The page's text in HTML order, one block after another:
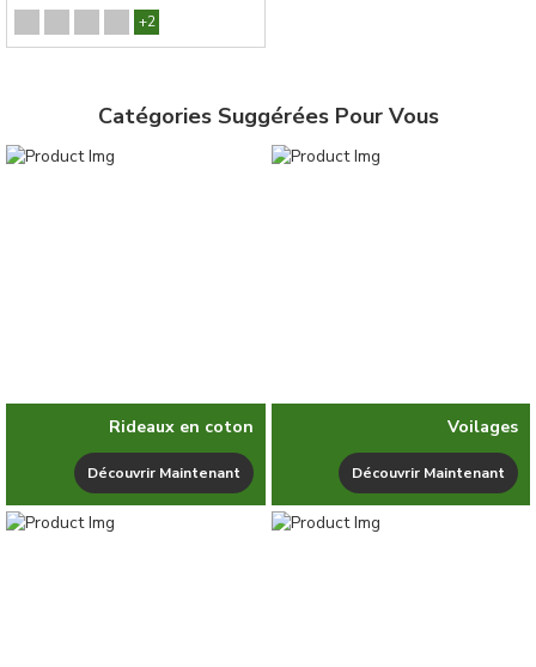
+2
Catégories Suggérées Pour Vous
Rideaux en coton
Découvrir Maintenant
Voilages
Découvrir Maintenant